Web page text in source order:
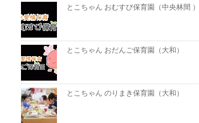
とこちゃん おむすび保育園（中央林間 ）
とこちゃん おだんご保育園（大和）
とこちゃん のりまき保育園（大和）